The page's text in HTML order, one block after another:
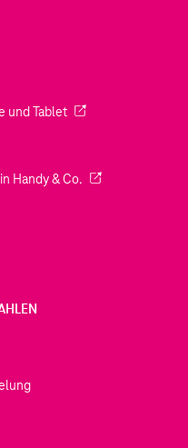
geöffnet)
neuen Tab geöffnet)
neuen Tab geöffnet)
und Tablet(Wird in einem
neuen Tab geöffnet)
Handy & Co. (Wird in einem